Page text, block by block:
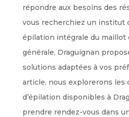
répondre aux besoins des
vous recherchiez un institut
épilation intégrale du maillot
générale, Draguignan
solutions adaptées à vos
article, nous explorerons les
d’épilation disponibles à
prendre rendez-vous dans